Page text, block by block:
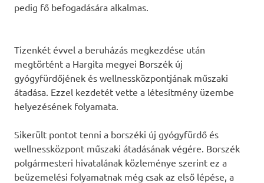
pedig fő befogadására alkalmas.
Tizenkét évvel a beruházás megkezdése után
megtörtént a Hargita megyei Borszék új
gyógyfürdőjének és wellnessközpontjának műszaki
átadása. Ezzel kezdetét vette a létesítmény üzembe
helyezésének folyamata.
Sikerült pontot tenni a borszéki új gyógyfürdő és
wellnessközpont műszaki átadásának végére. Borszék
polgármesteri hivatalának közleménye szerint ez a
beüzemelési folyamatnak még csak az első lépése, a